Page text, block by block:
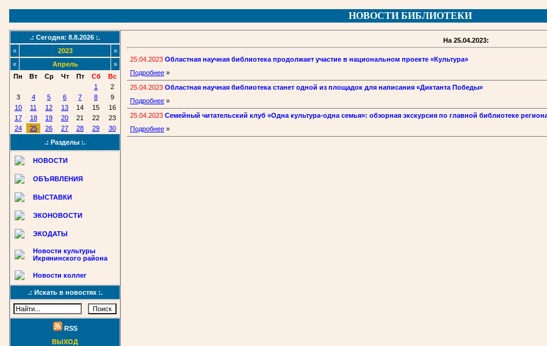
НОВОСТИ БИБЛИОТЕКИ
.: Сегодня: 8.8.2026 :.
«
2023
»
«
Апрель
»
Пн
Вт Ср Чт Пт Сб
Вс
1
2
3
4 5 6 7 8
9
10
11 12 13 14 15
16
17
18 19 20 21 22
23
24
25 26 27 28 29
30
.: Разделы :.
НОВОСТИ
ОБЪЯВЛЕНИЯ
ВЫСТАВКИ
ЭКОНОВОСТИ
ЭКОДАТЫ
Новости культуры
Икрянинского района
Новости коллег
.: Искать в новостях :.
RSS
ВЫХОД
На 25.04.2023:
25.04.2023 Областная научная библиотека продолжает участие в национальном проекте «Культура»
Подробнее »
25.04.2023 Областная научная библиотека станет одной из площадок для написания «Диктанта Победы»
Подробнее »
25.04.2023 Семейный читательский клуб «Одна культура-одна семья»: обзорная экскурсия по главной библиотеке
Подробнее »